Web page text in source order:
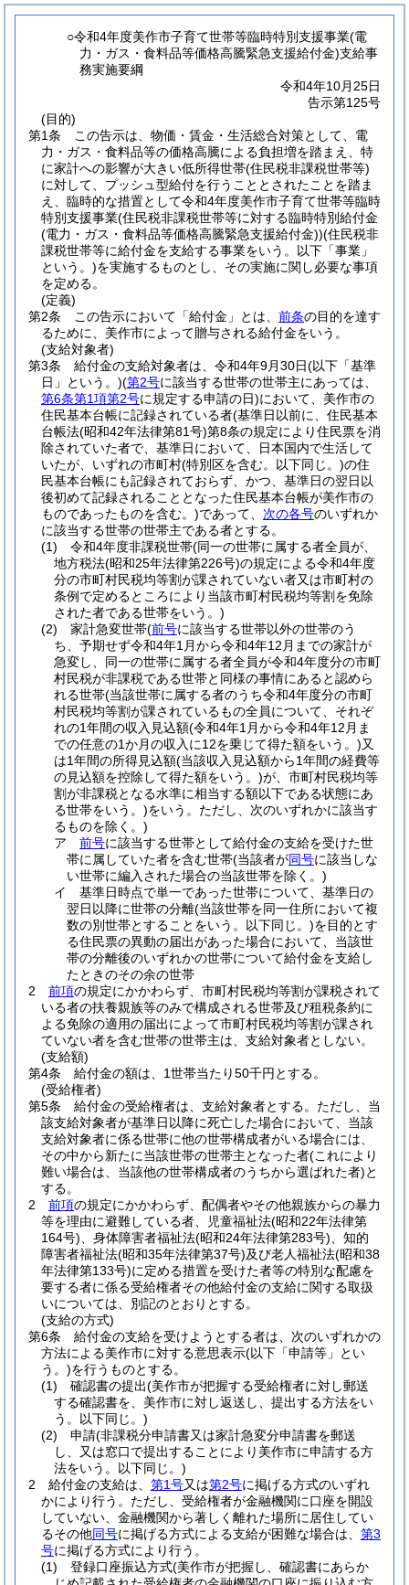
○令和4年度美作市子育て世帯等臨時特別支援事業(電
力・ガス・食料品等価格高騰緊急支援給付金)支給事
務実施要綱
令和4年10月25日
告示第125号
(目的)
第1条
この告示は、物価・賃金・生活総合対策として、電
力・ガス・食料品等の価格高騰による負担増を踏まえ、特
に家計への影響が大きい低所得世帯(住民税非課税世帯等)
に対して、プッシュ型給付を行うこととされたことを踏ま
え、臨時的な措置として令和4年度美作市子育て世帯等臨時
特別支援事業(住民税非課税世帯等に対する臨時特別給付金
(電力・ガス・食料品等価格高騰緊急支援給付金))(住民税非
課税世帯等に給付金を支給する事業をいう。以下「事業」
という。)を実施するものとし、その実施に関し必要な事項
を定める。
(定義)
第2条
この告示において「給付金」とは、 前条の目的を達す
るために、美作市によって贈与される給付金をいう。
(支給対象者)
第3条
給付金の支給対象者は、令和4年9月30日(以下「基準
日」という。)(第2号に該当する世帯の世帯主にあっては、
第6条第1項第2号に規定する申請の日)において、美作市の
住民基本台帳に記録されている者(基準日以前に、住民基本
台帳法(昭和42年法律第81号)第8条の規定により住民票を消
除されていた者で、基準日において、日本国内で生活して
いたが、いずれの市町村(特別区を含む。以下同じ。)の住
民基本台帳にも記録されておらず、かつ、基準日の翌日以
後初めて記録されることとなった住民基本台帳が美作市の
ものであったものを含む。)であって、 次の各号のいずれか
に該当する世帯の世帯主である者とする。
(1)
令和4年度非課税世帯(同一の世帯に属する者全員が、
地方税法(昭和25年法律第226号)の規定による令和4年度
分の市町村民税均等割が課されていない者又は市町村の
条例で定めるところにより当該市町村民税均等割を免除
された者である世帯をいう。)
(2)
家計急変世帯(前号に該当する世帯以外の世帯のう
ち、予期せず令和4年1月から令和4年12月までの家計が
急変し、同一の世帯に属する者全員が令和4年度分の市町
村民税が非課税である世帯と同様の事情にあると認めら
れる世帯(当該世帯に属する者のうち令和4年度分の市町
村民税均等割が課されているもの全員について、それぞ
れの1年間の収入見込額(令和4年1月から令和4年12月ま
での任意の1か月の収入に12を乗じて得た額をいう。)又
は1年間の所得見込額(当該収入見込額から1年間の経費等
の見込額を控除して得た額をいう。)が、市町村民税均等
割が非課税となる水準に相当する額以下である状態にあ
る世帯をいう。)をいう。ただし、次のいずれかに該当す
るものを除く。)
ア
前号に該当する世帯として給付金の支給を受けた世
帯に属していた者を含む世帯(当該者が同号に該当しな
い世帯に編入された場合の当該世帯を除く。)
イ
基準日時点で単一であった世帯について、基準日の
翌日以降に世帯の分離(当該世帯を同一住所において複
数の別世帯とすることをいう。以下同じ。)を目的とす
る住民票の異動の届出があった場合において、当該世
帯の分離後のいずれかの世帯について給付金を支給し
たときのその余の世帯
2
前項の規定にかかわらず、市町村民税均等割が課税されて
いる者の扶養親族等のみで構成される世帯及び租税条約に
よる免除の適用の届出によって市町村民税均等割が課され
ていない者を含む世帯の世帯主は、支給対象者としない。
(支給額)
第4条
給付金の額は、1世帯当たり50千円とする。
(受給権者)
第5条
給付金の受給権者は、支給対象者とする。 ただし、当
該支給対象者が基準日以降に死亡した場合において、当該
支給対象者に係る世帯に他の世帯構成者がいる場合には、
その中から新たに当該世帯の世帯主となった者(これにより
難い場合は、当該他の世帯構成者のうちから選ばれた者)と
する。
2
前項の規定にかかわらず、配偶者やその他親族からの暴力
等を理由に避難している者、児童福祉法(昭和22年法律第
164号) 、身体障害者福祉法(昭和24年法律第283号) 、知的
障害者福祉法(昭和35年法律第37号)及び老人福祉法(昭和38
年法律第133号)に定める措置を受けた者等の特別な配慮を
要する者に係る受給権者その他給付金の支給に関する取扱
いについては、別記のとおりとする。
(支給の方式)
第6条
給付金の支給を受けようとする者は、次のいずれかの
方法による美作市に対する意思表示(以下「申請等」とい
う。)を行うものとする。
(1)
確認書の提出(美作市が把握する受給権者に対し郵送
する確認書を、美作市に対し返送し、提出する方法をい
う。以下同じ。)
(2)
申請(非課税分申請書又は家計急変分申請書を郵送
し、又は窓口で提出することにより美作市に申請する方
法をいう。以下同じ。)
2
給付金の支給は、 第1号又は第2号に掲げる方式のいずれ
かにより行う。 ただし、受給権者が金融機関に口座を開設
していない、金融機関から著しく離れた場所に居住してい
るその他同号に掲げる方式による支給が困難な場合は、 第3
号に掲げる方式により行う。
(1)
登録口座振込方式(美作市が把握し、確認書にあらか